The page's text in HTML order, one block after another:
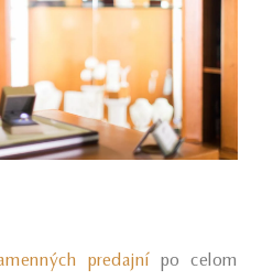
predajní po celom